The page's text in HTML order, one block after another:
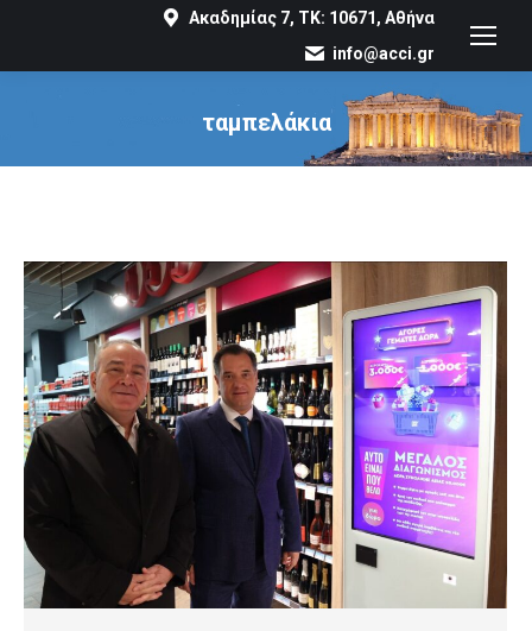
Ακαδημίας 7, ΤΚ: 10671, Αθήνα
info@acci.gr
ταμπελάκια
You are here: